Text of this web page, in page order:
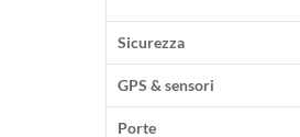
Sicurezza
GPS & sensori
Porte